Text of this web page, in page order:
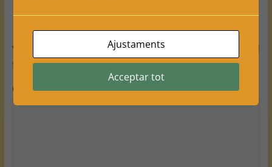
Your email address will not be published.
Required
fields are marked*
Comment*
Ajustaments
Acceptar tot